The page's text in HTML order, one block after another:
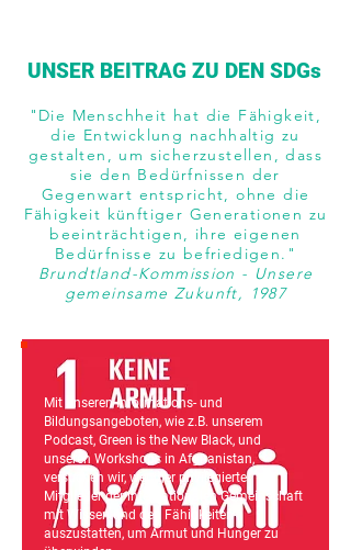
UNSER BEITRAG ZU DEN SDGs
"Die Menschheit hat die Fähigkeit,
die Entwicklung nachhaltig zu
gestalten, um sicherzustellen, dass
sie den Bedürfnissen der
Gegenwart entspricht, ohne die
Fähigkeit künftiger Generationen zu
beeinträchtigen, ihre eigenen
Bedürfnisse zu befriedigen."
Brundtland-Kommission - Unsere
gemeinsame Zukunft, 1987
Mit unseren Informations- und
Bildungsangeboten, wie z.B. unserem
Podcast, Green is the New Black, und
unseren Workshops in Afghanistan,
versuchen wir, weniger privilegierte
Mitglieder der internationalen Gemeinschaft
mit Wissen und den Fähigkeiten
auszustatten, um Armut und Hunger zu